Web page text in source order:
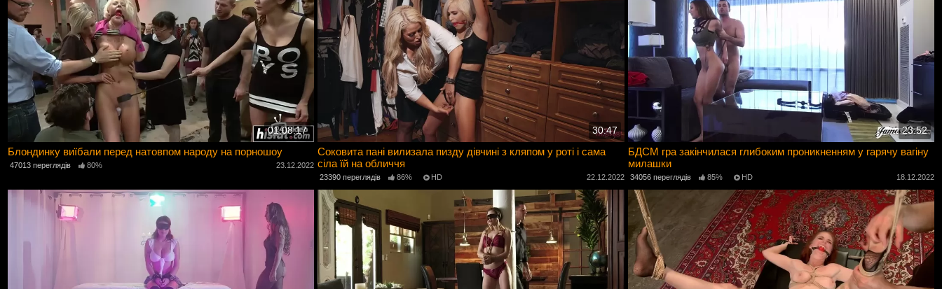
01:08:17
Блондинку виїбали перед натовпом народу на порношоу
47013 переглядів 80% 23.12.2022
30:47
Соковита пані вилизала пизду дівчині з кляпом у роті і сама
сіла їй на обличчя
23390 переглядів 86% HD 22.12.2022
23:52
БДСМ гра закінчилася глибоким проникненням у гарячу вагіну
милашки
34056 переглядів 85% HD 18.12.2022